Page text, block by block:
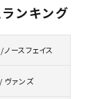
ンキング
ースフェイス
ヴァンズ